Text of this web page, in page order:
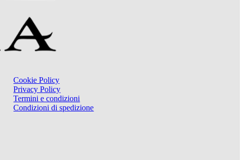
Cookie Policy
Privacy Policy
Termini e condizioni
Condizioni di spedizione